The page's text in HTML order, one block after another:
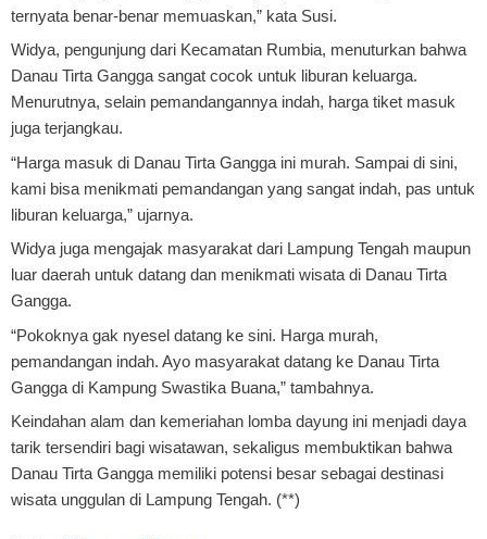
ternyata benar-benar memuaskan,” kata Susi.
Widya, pengunjung dari Kecamatan Rumbia, menuturkan bahwa
Danau Tirta Gangga sangat cocok untuk liburan keluarga.
Menurutnya, selain pemandangannya indah, harga tiket masuk
juga terjangkau.
“Harga masuk di Danau Tirta Gangga ini murah. Sampai di sini,
kami bisa menikmati pemandangan yang sangat indah, pas untuk
liburan keluarga,” ujarnya.
Widya juga mengajak masyarakat dari Lampung Tengah maupun
luar daerah untuk datang dan menikmati wisata di Danau Tirta
Gangga.
“Pokoknya gak nyesel datang ke sini. Harga murah,
pemandangan indah. Ayo masyarakat datang ke Danau Tirta
Gangga di Kampung Swastika Buana,” tambahnya.
Keindahan alam dan kemeriahan lomba dayung ini menjadi daya
tarik tersendiri bagi wisatawan, sekaligus membuktikan bahwa
Danau Tirta Gangga memiliki potensi besar sebagai destinasi
wisata unggulan di Lampung Tengah. (**)